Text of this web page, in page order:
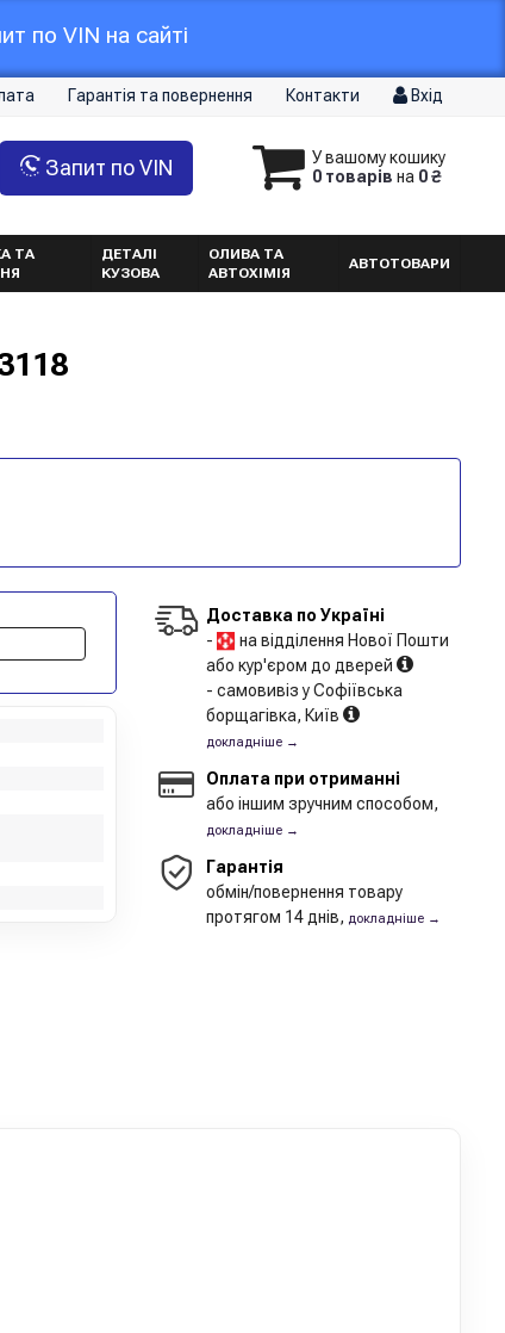
по VIN на сайті
Гарантія та повернення Контакти Вхід
У вашому кошику
0 товарів на 0 ₴
Запит по VIN
ТА
ДЕТАЛІ
КУЗОВА
ОЛИВА ТА
АВТОХІМІЯ
АВТОТОВАРИ
Доставка по Україні
-
на відділення Нової Пошти
або кур'єром до дверей
- самовивіз у Софіївська
борщагівка, Київ
докладніше →
Оплата при отриманні
або іншим зручним способом,
докладніше →
Гарантія
обмін/повернення товару
протягом 14 днів, докладніше →